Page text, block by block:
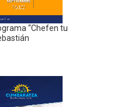
“Chefen tu